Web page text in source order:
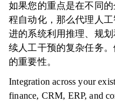
如果您的重点是在不同
程自动化，那么代理人
进的系统利用推理、规
续人工干预的复杂任务
的重要性。
Integration across your
finance, CRM, ERP, and